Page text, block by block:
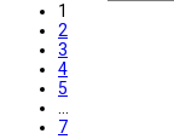
1
2
3
4
5
…
7